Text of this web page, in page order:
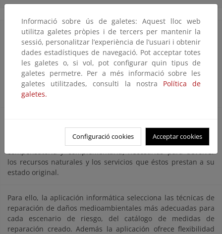
Basada en esta metodología se desarrolló una aplicación
informática con el objetivo de ofrecer a todos los operadores
una herramienta de asistencia integral a la monetización del
daño medioambiental asociado a los escenarios de riesgo,
conforme al método de valoración que establece la Ley
26/2007, de 23 de octubre, de Responsabilidad
Medioambiental y su Reglamento de desarrollo parcial.
monetización de los daños medioambientales, que permite
calcular el coste de las medidas de reparación (primaria,
compensatoria y complementaria) necesarias para devolver
los recursos naturales y los servicios que éstos prestan a su
estado original.
Para ello, la aplicación informática selecciona las técnicas de
reparación de daños medioambientales más adecuadas para
cada escenario de riesgo, del catálogo de medidas de
reparación creado. Además la aplicación ofrece flexibilidad
Informació sobre ús de galetes: Aquest lloc web
utilitza galetes pròpies i de tercers per mantenir la
sessió, personalitzar l’experiència de l’usuari i obtenir
dades estadístiques de navegació. Pot acceptar totes
les galetes o, si vol, pot configurar quin tipus de
galetes permetre. Per a més informació sobre les
galetes utilitzades, consulti la nostra Política de
galetes.
Configuració cookies Acceptar cookies